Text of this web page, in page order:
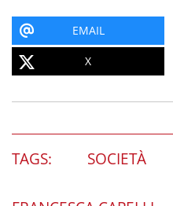
EMAIL
X
TAGS: SOCIETÀ